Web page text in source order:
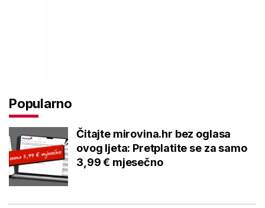
Popularno
Čitajte mirovina.hr bez oglasa
ovog ljeta: Pretplatite se za samo
3,99 € mjesečno